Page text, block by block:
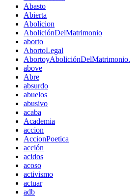
Abasto
Abierta
Abolicion
AboliciónDelMatrimonio
aborto
AbortoLegal
AbortoyAboliciónDelMatrimonio.
above
Abre
absurdo
abuelos
abusivo
acaba
Academia
accion
AccionPoetica
acción
acidos
acoso
activismo
actuar
adb